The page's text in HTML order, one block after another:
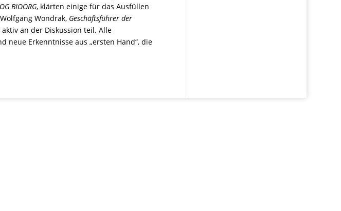
BIOORG, klärten einige für das Ausfüllen
Wondrak, Geschäftsführer der
an der Diskussion teil. Alle
Erkenntnisse aus „ersten Hand“, die